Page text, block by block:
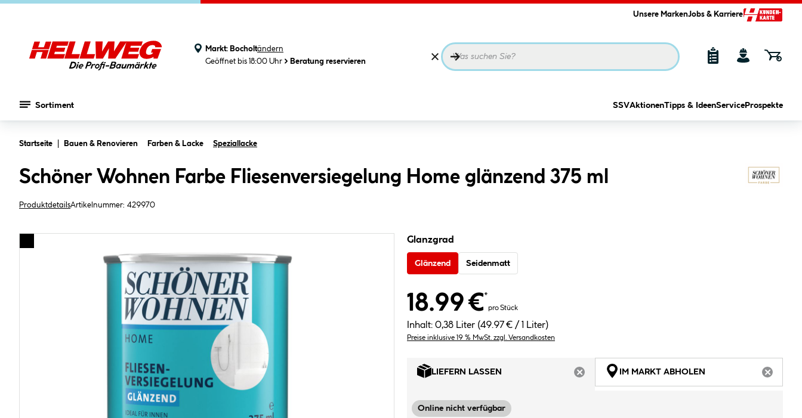
Unsere MarkenJobs & Karriere
Markt: Bocholtändern
Geöffnet bis 18:00 Uhr
Beratung reservieren
Sortiment SSVAktionenTipps & IdeenService Prospekte
Startseite Bauen & Renovieren Farben & Lacke Speziallacke
Schöner Wohnen Farbe Fliesenversiegelung Home glänzend 375 ml
ProduktdetailsArtikelnummer: 429970
Glanzgrad
Glänzend Seidenmatt
18.99 €*
pro Stück
Inhalt: 0,38 Liter (49.97 € / 1 Liter)
Preise inklusive 19 % MwSt. zzgl. Versandkosten
LIEFERN LASSEN
ARTIKEL NICHT VERFÜGBAR
IM MARKT ABHOLEN
Online nicht verfügbar